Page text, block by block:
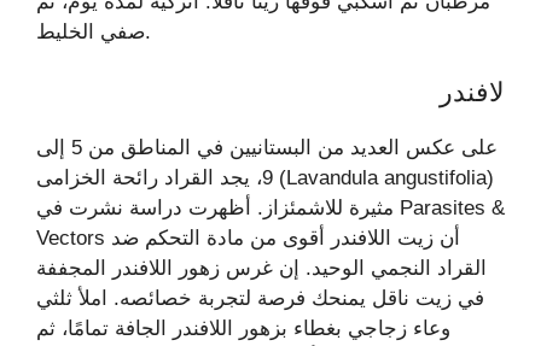
صفي الخليط.
لافندر
على عكس العديد من البستانيين في المناطق من 5 إلى
9، يجد القراد رائحة الخزامى (Lavandula angustifolia)
مثيرة للاشمئزاز. أظهرت دراسة نشرت في Parasites &
Vectors أن زيت اللافندر أقوى من مادة التحكم ضد
القراد النجمي الوحيد. إن غرس زهور اللافندر المجففة
في زيت ناقل يمنحك فرصة لتجربة خصائصه. املأ ثلثي
وعاء زجاجي بغطاء بزهور اللافندر الجافة تمامًا، ثم